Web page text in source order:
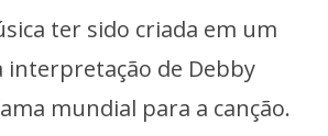
ter sido criada em um
interpretação de Debby
mundial para a canção.